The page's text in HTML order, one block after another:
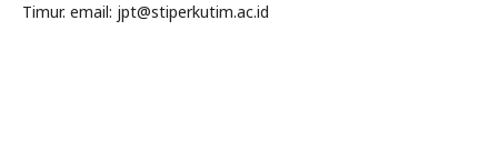
Timur. email: jpt@stiperkutim.ac.id